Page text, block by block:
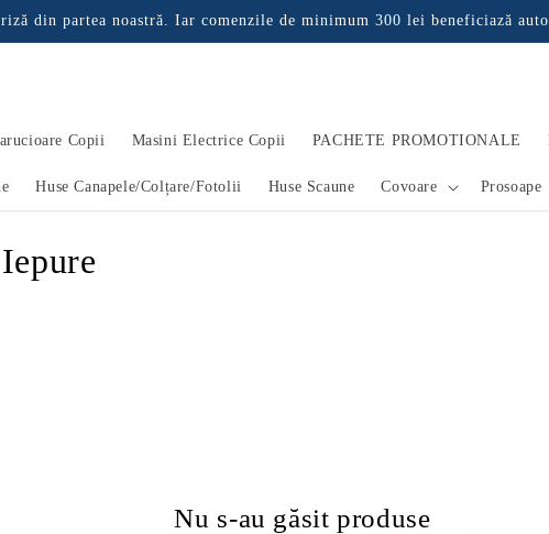
din partea noastră. Iar comenzile de minimum 300 lei beneficiază
Copii Masini Electrice Copii PACHETE PROMOTIONALE
Huse Canapele/Colțare/Fotolii Huse Scaune Covoare Prosoape
Nu s-au găsit produse